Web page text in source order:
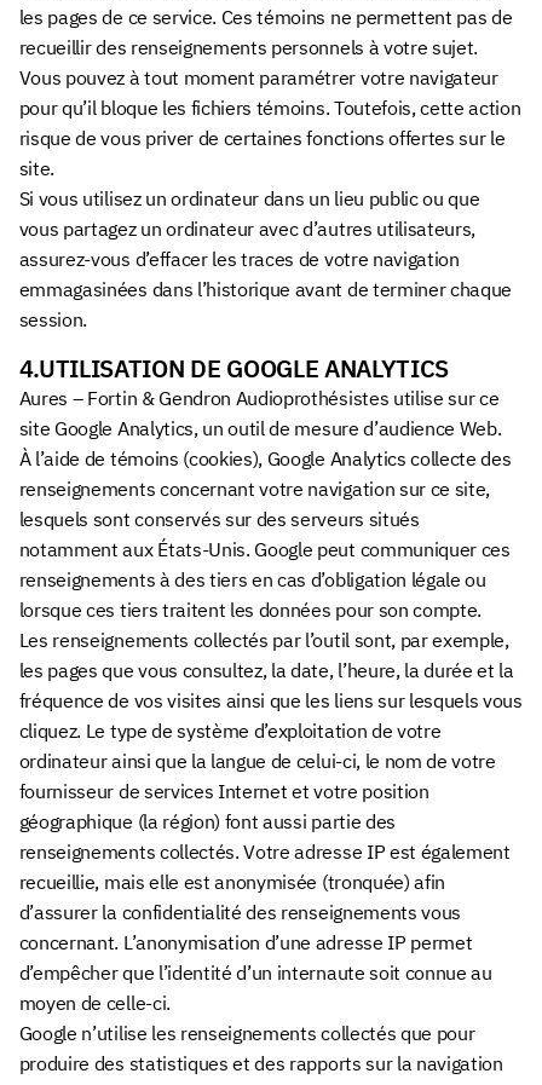
les pages de ce service. Ces témoins ne permettent pas de
recueillir des renseignements personnels à votre sujet.
Vous pouvez à tout moment paramétrer votre navigateur
pour qu’il bloque les fichiers témoins. Toutefois, cette action
risque de vous priver de certaines fonctions offertes sur le
site.
Si vous utilisez un ordinateur dans un lieu public ou que
vous partagez un ordinateur avec d’autres utilisateurs,
assurez-vous d’effacer les traces de votre navigation
emmagasinées dans l’historique avant de terminer chaque
session.
4.UTILISATION DE GOOGLE ANALYTICS
Aures – Fortin & Gendron Audioprothésistes utilise sur ce
site Google Analytics, un outil de mesure d’audience Web.
À l’aide de témoins (cookies), Google Analytics collecte des
renseignements concernant votre navigation sur ce site,
lesquels sont conservés sur des serveurs situés
notamment aux États-Unis. Google peut communiquer ces
renseignements à des tiers en cas d’obligation légale ou
lorsque ces tiers traitent les données pour son compte.
Les renseignements collectés par l’outil sont, par exemple,
les pages que vous consultez, la date, l’heure, la durée et la
fréquence de vos visites ainsi que les liens sur lesquels vous
cliquez. Le type de système d’exploitation de votre
ordinateur ainsi que la langue de celui-ci, le nom de votre
fournisseur de services Internet et votre position
géographique (la région) font aussi partie des
renseignements collectés. Votre adresse IP est également
recueillie, mais elle est anonymisée (tronquée) afin
d’assurer la confidentialité des renseignements vous
concernant. L’anonymisation d’une adresse IP permet
d’empêcher que l’identité d’un internaute soit connue au
moyen de celle-ci.
Google n’utilise les renseignements collectés que pour
produire des statistiques et des rapports sur la navigation